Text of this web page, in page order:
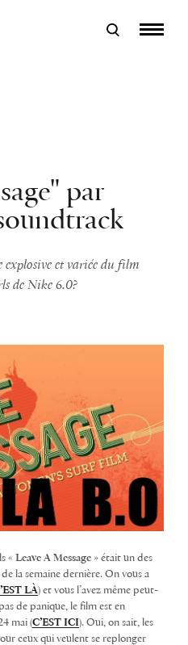
par
et variée du film
de Nike 6.0?
« Leave A Message » était un des
la semaine dernière. On vous a
LÀ) et vous l’avez même peut-
de panique, le film est en
mai (C’EST ICI). Oui, on sait, les
ceux qui veulent se replonger